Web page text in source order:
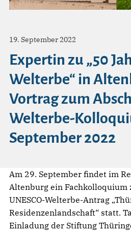
19. September 2022
Expertin zu „50
Welterbe“ in
Vortrag zum
Welterbe-
September 2022
Am 29. September findet im
Altenburg ein Fachkolloquium
UNESCO-Welterbe-Antrag
Residenzenlandschaft“ statt.
Einladung der Stiftung